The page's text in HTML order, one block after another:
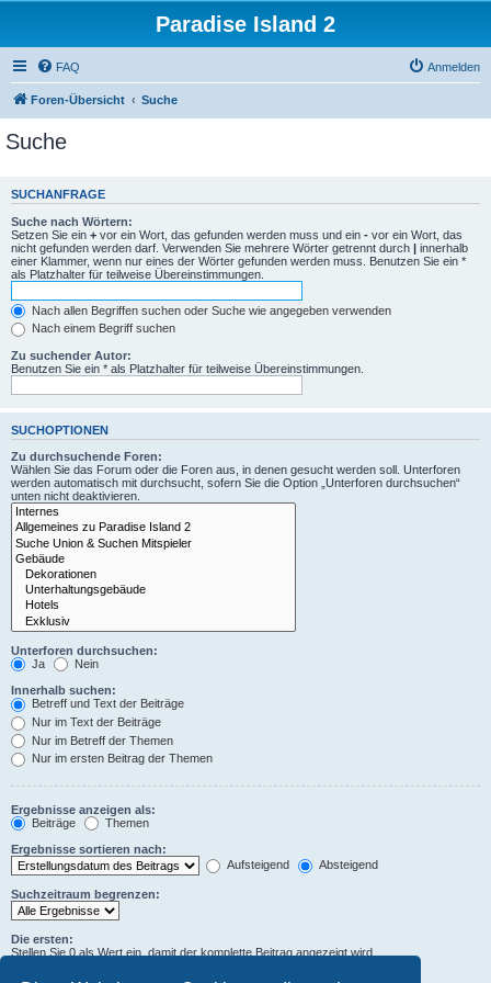
Paradise Island 2
FAQ Anmelden
Foren-Übersicht Suche
Suche
SUCHANFRAGE
Suche nach Wörtern:
Setzen Sie ein + vor ein Wort, das gefunden werden muss und ein - vor ein Wort, das
nicht gefunden werden darf. Verwenden Sie mehrere Wörter getrennt durch | innerhalb
einer Klammer, wenn nur eines der Wörter gefunden werden muss. Benutzen Sie ein *
als Platzhalter für teilweise Übereinstimmungen.
Nach allen Begriffen suchen oder Suche wie angegeben verwenden
Nach einem Begriff suchen
Zu suchender Autor:
Benutzen Sie ein * als Platzhalter für teilweise Übereinstimmungen.
SUCHOPTIONEN
Zu durchsuchende Foren:
Wählen Sie das Forum oder die Foren aus, in denen gesucht werden soll. Unterforen
werden automatisch mit durchsucht, sofern Sie die Option „Unterforen durchsuchen“
unten nicht deaktivieren.
Unterforen durchsuchen:
Ja
Nein
Innerhalb suchen:
Betreff und Text der Beiträge
Nur im Text der Beiträge
Nur im Betreff der Themen
Nur im ersten Beitrag der Themen
Ergebnisse anzeigen als:
Beiträge
Themen
Ergebnisse sortieren nach:
Aufsteigend
Absteigend
Suchzeitraum begrenzen:
Die ersten:
Stellen Sie 0 als Wert ein, damit der komplette Beitrag angezeigt wird.